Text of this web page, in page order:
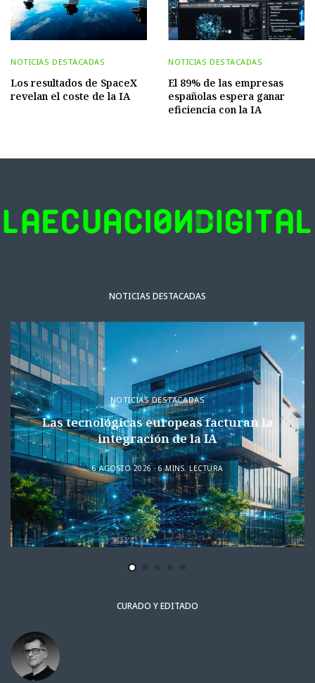
NOTICIAS DESTACADAS
Los resultados de SpaceX
revelan el coste de la IA
NOTICIAS DESTACADAS
El 89% de las empresas
españolas espera ganar
eficiencia con la IA
NOTICIAS DESTACADAS
NOTICIAS DESTACADAS
Las tecnológicas europeas facturan la
integración de la IA
6 AGOSTO 2026 6 MINS. LECTURA
CURADO Y EDITADO